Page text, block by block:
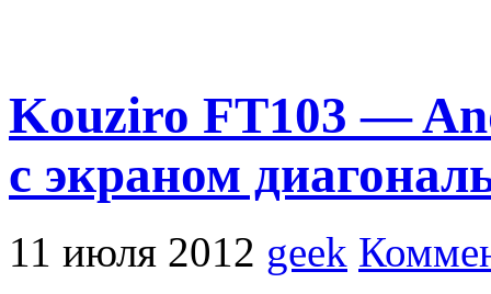
Kouziro FT103 —
с экраном
11 июля 2012 geek